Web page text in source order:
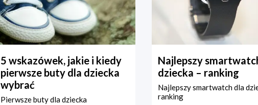
5 wskazówek, jakie i kiedy
pierwsze buty dla dziecka
wybrać
Pierwsze buty dla dziecka
Najlepszy
dziecka – ranking
Najlepszy smartwatch dla
ranking